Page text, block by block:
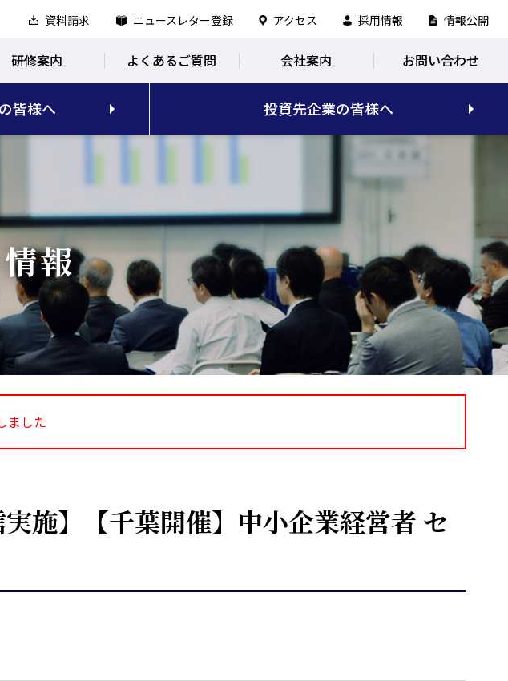
資料請求 ニュースレター登録 アクセス 採用情報 情報公開
研修案内 よくあるご質問 会社案内 お問い合わせ
皆様へ 投資先企業の皆様へ
報
ました
施】【千葉開催】中小企業経営者 セ